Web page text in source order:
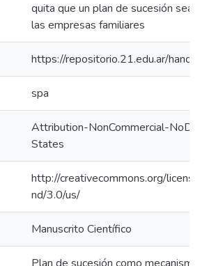
quita que un plan de sucesión sea
las empresas familiares
https://repositorio.21.edu.ar/
spa
Attribution-NonCommercial-
States
http://creativecommons.org/
nd/3.0/us/
Manuscrito Científico